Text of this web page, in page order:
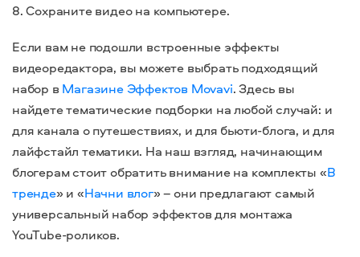
8. Сохраните видео на компьютере.
Если вам не подошли встроенные эффекты
видеоредактора, вы можете выбрать подходящий
набор в Магазине Эффектов Movavi. Здесь вы
найдете тематические подборки на любой случай: и
для канала о путешествиях, и для бьюти-блога, и для
лайфстайл тематики. На наш взгляд, начинающим
блогерам стоит обратить внимание на комплекты «В
тренде» и «Начни влог» – они предлагают самый
универсальный набор эффектов для монтажа
YouTube-роликов.